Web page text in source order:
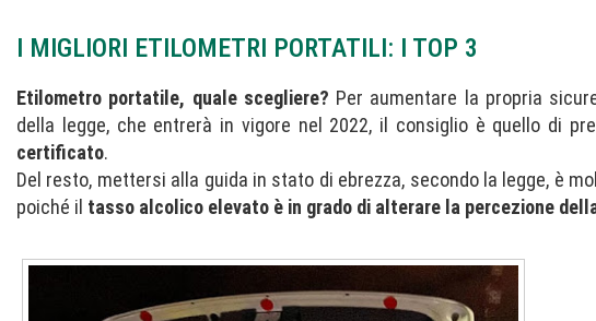
I MIGLIORI ETILOMETRI PORTATILI: I TOP 3
Etilometro portatile, quale scegliere? Per aumentare la propria
della legge, che entrerà in vigore nel 2022, il consiglio è quello di
certificato.
Del resto, mettersi alla guida in stato di ebrezza, secondo la legge, è
poiché il tasso alcolico elevato è in grado di alterare la percezione